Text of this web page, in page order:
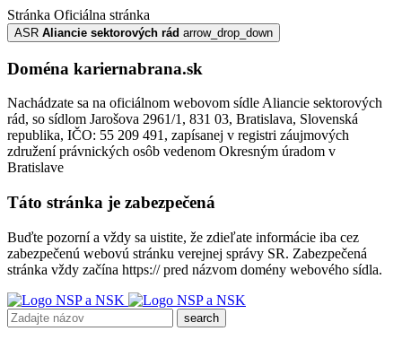
Stránka Oficiálna stránka
ASR Aliancie sektorových rád arrow_drop_down
Doména kariernabrana.sk
Nachádzate sa na oficiálnom webovom sídle Aliancie sektorových
rád, so sídlom Jarošova 2961/1, 831 03, Bratislava, Slovenská
republika, IČO: 55 209 491, zapísanej v registri záujmových
združení právnických osôb vedenom Okresným úradom v
Bratislave
Táto stránka je zabezpečená
Buďte pozorní a vždy sa uistite, že zdieľate informácie iba cez
zabezpečenú webovú stránku verejnej správy SR. Zabezpečená
stránka vždy začína https:// pred názvom domény webového sídla.
search